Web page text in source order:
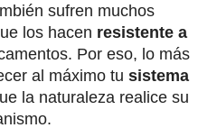
sufren muchos
los hacen resistente a
Por eso, lo más
al máximo tu sistema
la naturaleza realice su